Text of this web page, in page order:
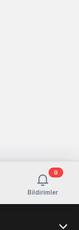
Bildirimler
0